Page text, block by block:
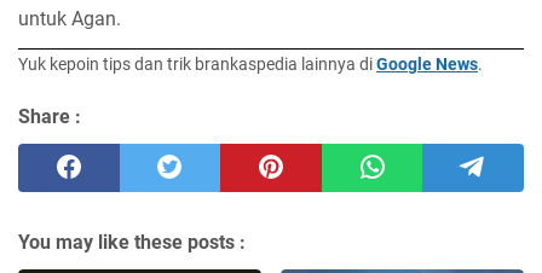
untuk Agan.
Yuk kepoin tips dan trik brankaspedia lainnya diGoogle News.
Share :
You may like these posts :